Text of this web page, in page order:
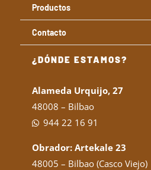
Productos
Contacto
¿DÓNDE ESTAMOS?
Alameda Urquijo, 27
48008 – Bilbao
944 22 16 91
Obrador: Artekale 23
48005 – Bilbao (Casco Viejo)